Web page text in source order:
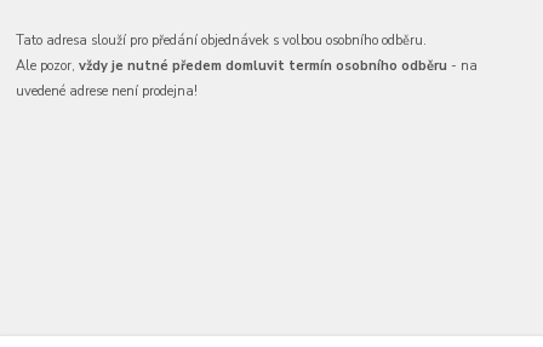
Tato adresa slouží pro předání objednávek s volbou osobního odběru.
Ale pozor,vždy je nutné předem domluvit termín osobního odběru - na
uvedené adrese není prodejna!